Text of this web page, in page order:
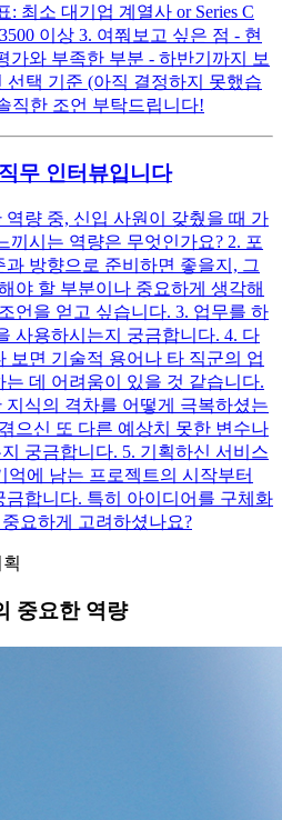
: 최소 대기업 계열사 or Series C
이상 3. 여쭤보고 싶은 점 - 현
가와 부족한 부분 - 하반기까지 보
선택 기준 (아직 결정하지 못했습
직한 조언 부탁드립니다!
무 인터뷰입니다
역량 중, 신입 사원이 갖췄을 때 가
끼시는 역량은 무엇인가요? 2. 포
방향으로 준비하면 좋을지, 그
야 할 부분이나 중요하게 생각해
언을 얻고 싶습니다. 3. 업무를 하
사용하시는지 궁금합니다. 4. 다
보면 기술적 용어나 타 직군의 업
데 어려움이 있을 것 같습니다.
지식의 격차를 어떻게 극복하셨는
으신 또 다른 예상치 못한 변수나
궁금합니다. 5. 기획하신 서비스
억에 남는 프로젝트의 시작부터
금합니다. 특히 아이디어를 구체화
요하게 고려하셨나요?
중요한 역량